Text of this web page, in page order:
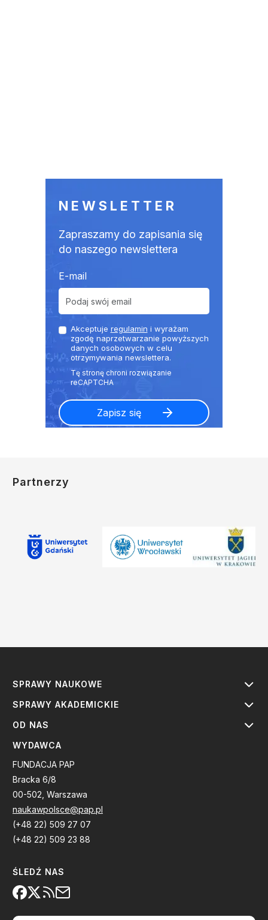
NEWSLETTER
Zapraszamy do zapisania się
do naszego newslettera
E-mail
Akceptuje regulamin i wyrażam
zgodę naprzetwarzanie powyższych
danych osobowych w celu
otrzymywania newslettera.
Partnerzy
SPRAWY NAUKOWE
SPRAWY AKADEMICKIE
OD NAS
WYDAWCA
FUNDACJA PAP
Bracka 6/8
00-502, Warszawa
naukawpolsce@pap.pl
(+48 22) 509 27 07
(+48 22) 509 23 88
ŚLEDŹ NAS